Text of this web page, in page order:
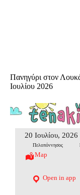
Πανηγύρι στον
Ιουλίου 2026
20 Ιουλίου, 2026
Πελοπόννησος
Map
Open in app